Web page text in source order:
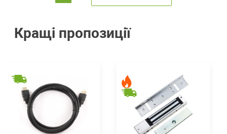
Кращі пропозиції